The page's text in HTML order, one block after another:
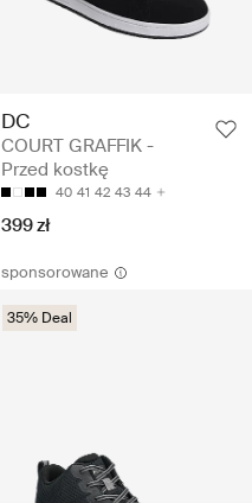
DC
COURT GRAFFIK -
Przed kostkę
40 41 42 43 44
399 zł
sponsorowane
35% Deal